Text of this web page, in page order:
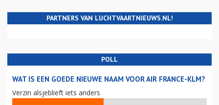
PARTNERS VAN LUCHTVAARTNIEUWS.NL!
POLL
WAT IS EEN GOEDE NIEUWE NAAM VOOR AIR FRANCE-KLM?
Verzin alsjeblieft iets anders